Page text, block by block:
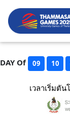
DAY Of 09 10
เวลาเริ่มตั